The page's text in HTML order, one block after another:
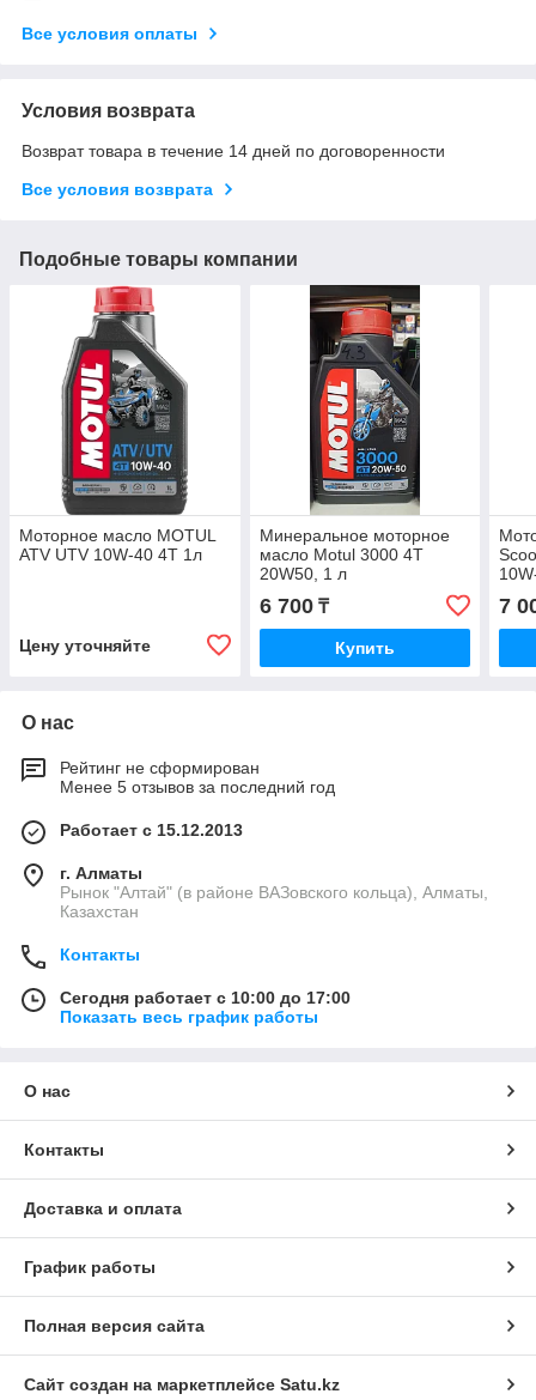
Все условия оплаты
Условия возврата
Возврат товара в течение 14 дней по договоренности
Все условия возврата
Подобные товары компании
Моторное масло MOTUL
ATV UTV 10W-40 4T 1л
Цену уточняйте
Минеральное моторное
масло Motul 3000 4T
20W50, 1 л
6 700₸
Купить
7
О нас
Рейтинг не сформирован
Менее 5 отзывов за последний год
Работает с 15.12.2013
г. Алматы
Рынок "Алтай" (в районе ВАЗовского кольца), Алматы,
Казахстан
Контакты
Сегодня работает с 10:00 до 17:00
Показать весь график работы
О нас
Контакты
Доставка и оплата
График работы
Полная версия сайта
Сайт создан на маркетплейсе Satu.kz